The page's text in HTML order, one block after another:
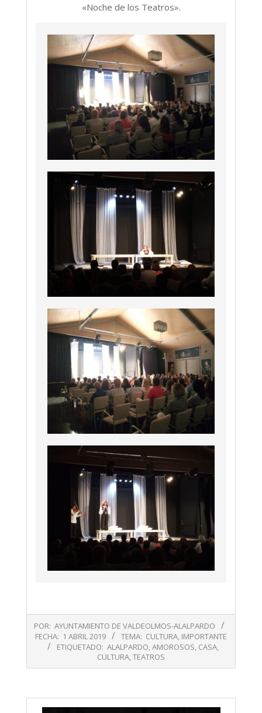
«Noche de los Teatros».
04-
POR: AYUNTAMIENTO DE VALDEOLMOS-ALALPARDO
FECHA: 1 ABRIL 2019 TEMA: CULTURA, IMPORTANTE
ETIQUETADO: ALALPARDO,AMOROSOS, CASA,
CULTURA,TEATROS